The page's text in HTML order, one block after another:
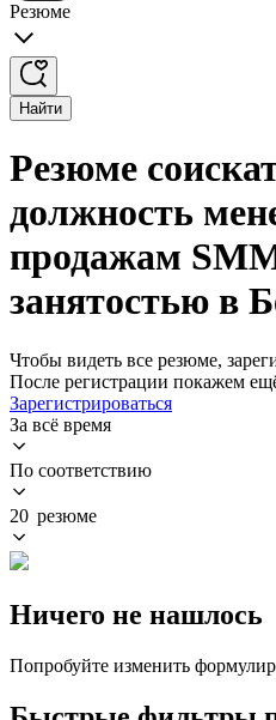
Резюме
Найти
Резюме
должность
продажам
занятостью в
Чтобы видеть все резюме,
После регистрации покажем
Зарегистрироваться
За всё время
По соответствию
20 резюме
Ничего не нашлось
Попробуйте изменить